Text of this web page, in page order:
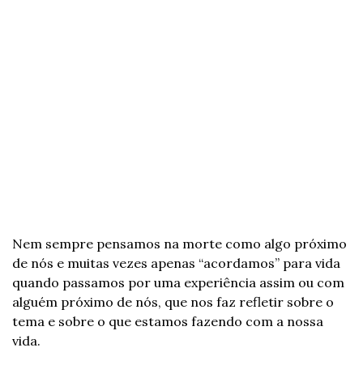
Nem sempre pensamos na morte como algo próximo
de nós e muitas vezes apenas “acordamos” para vida
quando passamos por uma experiência assim ou com
alguém próximo de nós, que nos faz refletir sobre o
tema e sobre o que estamos fazendo com a nossa
vida.